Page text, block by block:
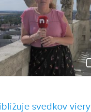
svedkov viery